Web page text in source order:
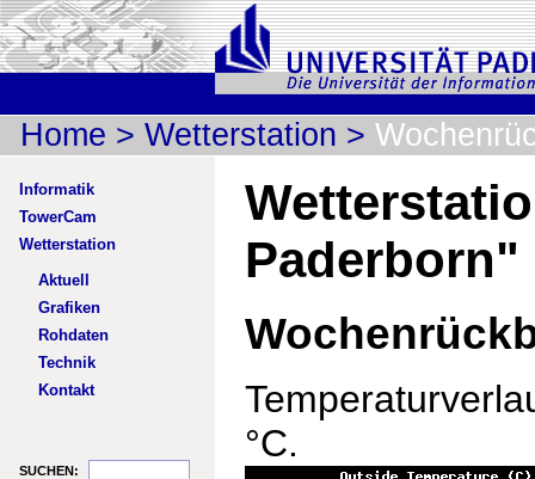
Home > Wetterstation >
Informatik
TowerCam
Wetterstation
Aktuell
Grafiken
Rohdaten
Technik
Kontakt
SUCHEN:
Paderborn"
°C.